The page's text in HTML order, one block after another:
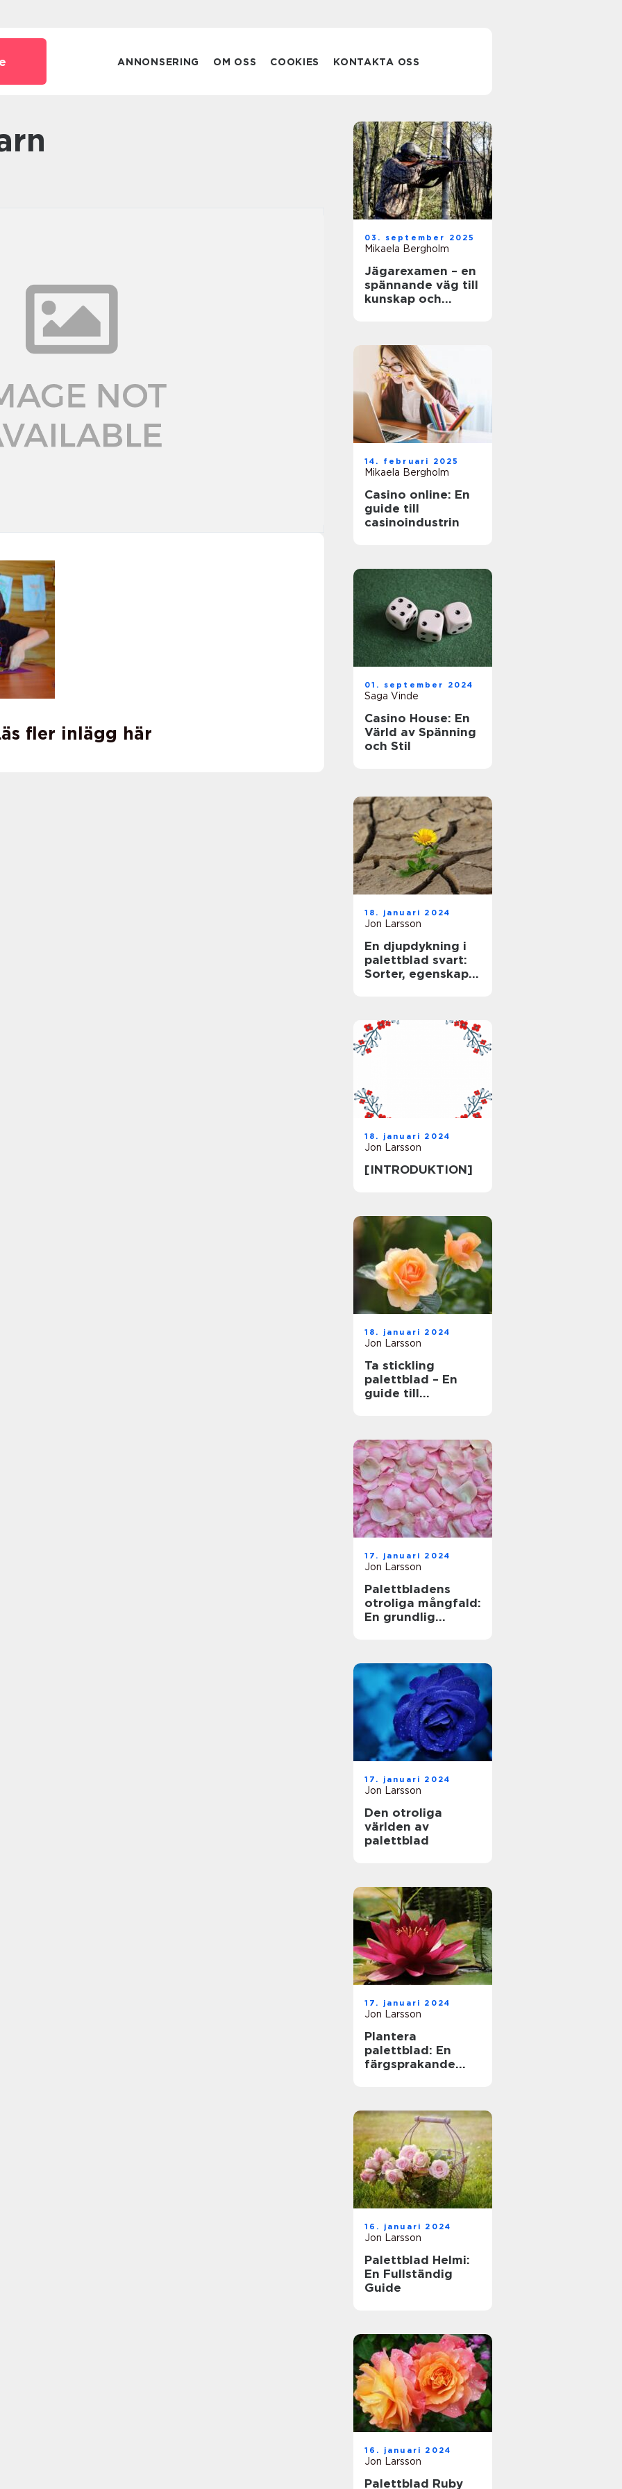
ANNONSERING OM OSS COOKIES KONTAKTA OSS
fler inlägg här
03. september 2025
Mikaela Bergholm
Jägarexamen – en
spännande väg till
kunskap och
14. februari 2025
Mikaela Bergholm
Casino online: En
guide till
casinoindustrin
01. september 2024
Saga Vinde
Casino House: En
Värld av Spänning
och Stil
18. januari 2024
Jon Larsson
En djupdykning i
palettblad svart:
Sorter, egenskaper
18. januari 2024
Jon Larsson
[INTRODUKTION]
18. januari 2024
Jon Larsson
Ta stickling
palettblad – En
guide till
17. januari 2024
Jon Larsson
Palettbladens
otroliga mångfald:
En grundlig
17. januari 2024
Jon Larsson
Den otroliga
världen av
palettblad
17. januari 2024
Jon Larsson
Plantera
palettblad: En
färgsprakande
16. januari 2024
Jon Larsson
Palettblad Helmi:
En Fullständig
Guide
16. januari 2024
Jon Larsson
Palettblad Ruby